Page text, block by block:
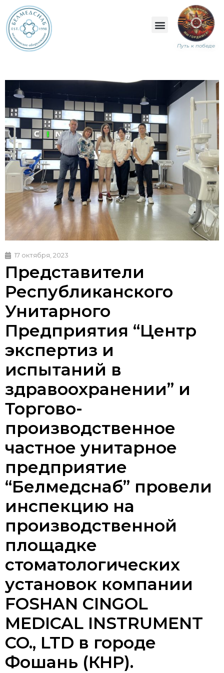
Путь к победе
17 октября, 2023
Представители
Республиканского
Унитарного
Предприятия “Центр
экспертиз и
испытаний в
здравоохранении” и
Торгово-
производственное
частное унитарное
предприятие
“Белмедснаб” провели
инспекцию на
производственной
площадке
стоматологических
установок компании
FOSHAN CINGOL
MEDICAL INSTRUMENT
CO., LTD в городе
Фошань (КНР).